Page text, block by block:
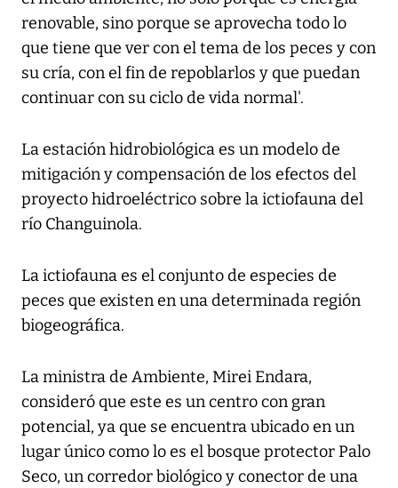
renovable, sino porque se aprovecha todo lo
que tiene que ver con el tema de los peces y con
su cría, con el fin de repoblarlos y que puedan
continuar con su ciclo de vida normal'.
La estación hidrobiológica es un modelo de
mitigación y compensación de los efectos del
proyecto hidroeléctrico sobre la ictiofauna del
río Changuinola.
La ictiofauna es el conjunto de especies de
peces que existen en una determinada región
biogeográfica.
La ministra de Ambiente, Mirei Endara,
consideró que este es un centro con gran
potencial, ya que se encuentra ubicado en un
lugar único como lo es el bosque protector Palo
Seco, un corredor biológico y conector de una